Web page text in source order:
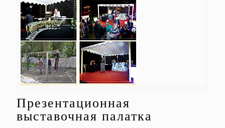
Презентационная
выставочная палатка